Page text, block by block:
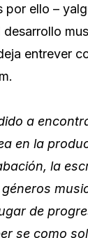
por ello –
entrever
a
en la
la
de
se como